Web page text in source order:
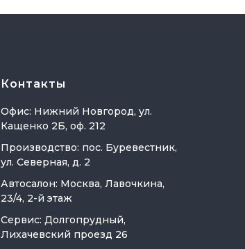
Контакты
Офис: Нижний Новгород, ул.
Кащенко 2Б, оф. 212
Производство: пос. Буревестник,
ул. Северная, д. 2
Автосалон: Москва, Лавочкина,
23/4, 2-й этаж
Сервис: Долгопрудный,
Лихачевский проезд 26